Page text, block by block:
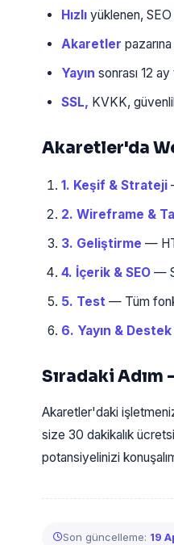
Hızlı yüklenen,
Akaretler
Yayın sonrası 12
SSL, KVKK,
Akaretler'da
1. Keşif & Strateji
2. Wireframe &
3. Geliştirme —
4. İçerik & SEO —
5. Test — Tüm
6. Yayın & Destek
Sıradaki
Akaretler'daki
size 30 dakikalık
potansiyelinizi
Son güncelleme: 19